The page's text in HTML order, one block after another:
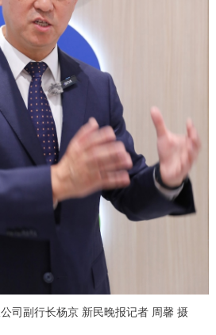
司副行长杨京 新民晚报记者 周馨 摄